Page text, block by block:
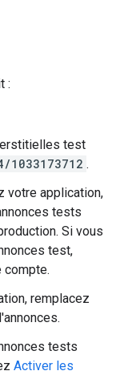
:
test
1033173712 .
votre application,
tests
Si vous
test,
compte.
remplacez
tests
Activer les